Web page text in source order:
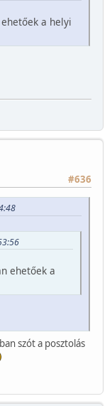
a helyi
#636
ehetőek a
szót a posztolás